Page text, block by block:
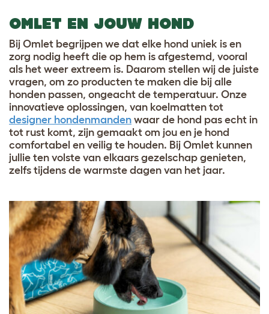
OMLET EN JOUW HOND
Bij Omlet begrijpen we dat elke hond uniek is en
zorg nodig heeft die op hem is afgestemd, vooral
als het weer extreem is. Daarom stellen wij de juiste
vragen, om zo producten te maken die bij alle
honden passen, ongeacht de temperatuur. Onze
innovatieve oplossingen, van koelmatten tot
designer hondenmanden waar de hond pas echt in
tot rust komt, zijn gemaakt om jou en je hond
comfortabel en veilig te houden. Bij Omlet kunnen
jullie ten volste van elkaars gezelschap genieten,
zelfs tijdens de warmste dagen van het jaar.